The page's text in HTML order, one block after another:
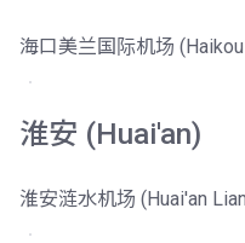
海口美兰国际机场
淮安 (Huai'an)
淮安涟水机场 (Huai'an